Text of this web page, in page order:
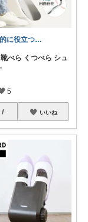
個人的に役立つアイテム
べら くつべら シュ
5
いいね